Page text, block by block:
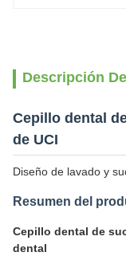
Descripción
Cepillo dental
de UCI
Diseño de lavado y
Resumen del
Cepillo dental de
dental